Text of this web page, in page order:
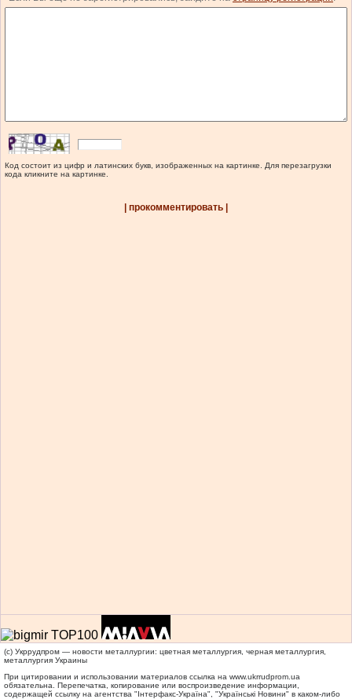
Код состоит из цифр и латинских букв, изображенных на картинке. Для перезагрузки
кода кликните на картинке.
| прокомментировать |
(c) Укррудпром — новости металлургии: цветная металлургия, черная металлургия,
металлургия Украины
При цитировании и использовании материалов ссылка на www.ukrrudprom.ua
обязательна. Перепечатка, копирование или воспроизведение информации,
содержащей ссылку на агентства "Iнтерфакс-Україна", "Українськi Новини" в каком-либо